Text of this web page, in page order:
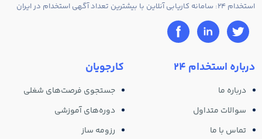
استخدام 24: سامانه کاریابی آنلاین با بیشترین تعداد آگهی استخدام در ایران
درباره استخدام 24
درباره ما
سوالات متداول
تماس با ما
کارجویان
جستجوی فرصت‌های شغلی
دوره‌های آموزشی
رزومه ساز